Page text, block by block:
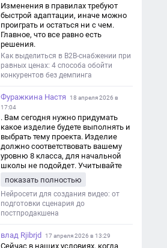
Изменения в правилах требуют
быстрой адаптации, иначе можно
проиграть и остаться ни с чем.
Главное, что все равно есть
решения.
Как выделиться в B2B-снабжении при
равных ценах: 4 способа обойти
конкурентов без демпинга
Фуражкина Настя
18 апреля 2026 в
17:04
. Вам сегодня нужно придумать
какое изделие будете выполнять и
выбрать тему проекта. Изделие
должно соответствовать вашему
уровню 8 класса, для начальной
школы не подойдет. Учитывайте
уровня работы. Структура проекта 1.
Титульный лист - Название школы.
- Тип работы: «Проектная работа». -
Тема проекта. - Кто выполнил:
должность учителя. - Город, год. 2.
Введение - Актуальность темы
показать полностью
Нейросети для создания видео: от
подготовки сценария до
постпродакшена
влад Rjibrjd 17 апреля 2026 в 13:29
Сейчас в наших условиях, когда